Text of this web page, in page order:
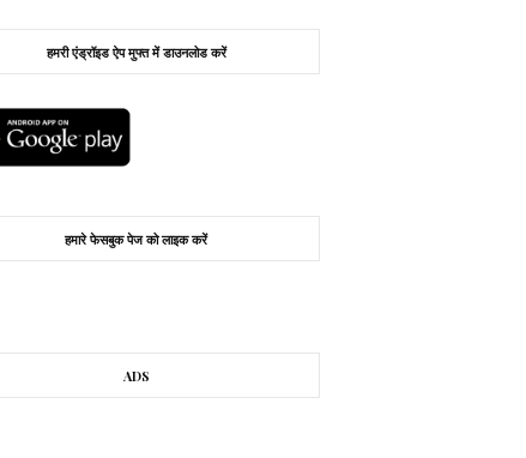
हमरी एंड्रॉइड ऐप मुफ्त में डाउनलोड करें
हमारे फेसबुक पेज को लाइक करें
ADS